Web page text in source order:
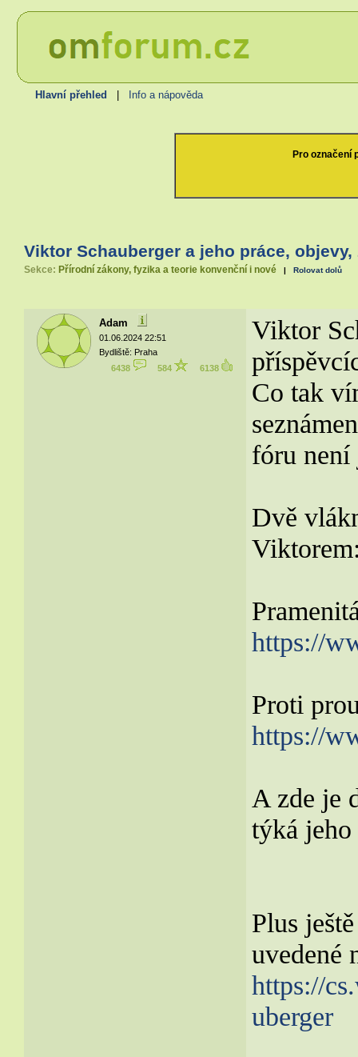
Hlavní přehled Info a nápověda
Pro označení
Viktor Schauberger a jeho práce, objevy,
Sekce: Přírodní zákony, fyzika a teorie konvenční i nové | Rolovat dolů
Adam
01.06.2024 22:51
Bydliště: Praha
6438
584 6138
Viktor
Co tak
fóru
Dvě
https://
Proti
https://
A zde je
týká jeho
Plus
uvedené
https://
uberger